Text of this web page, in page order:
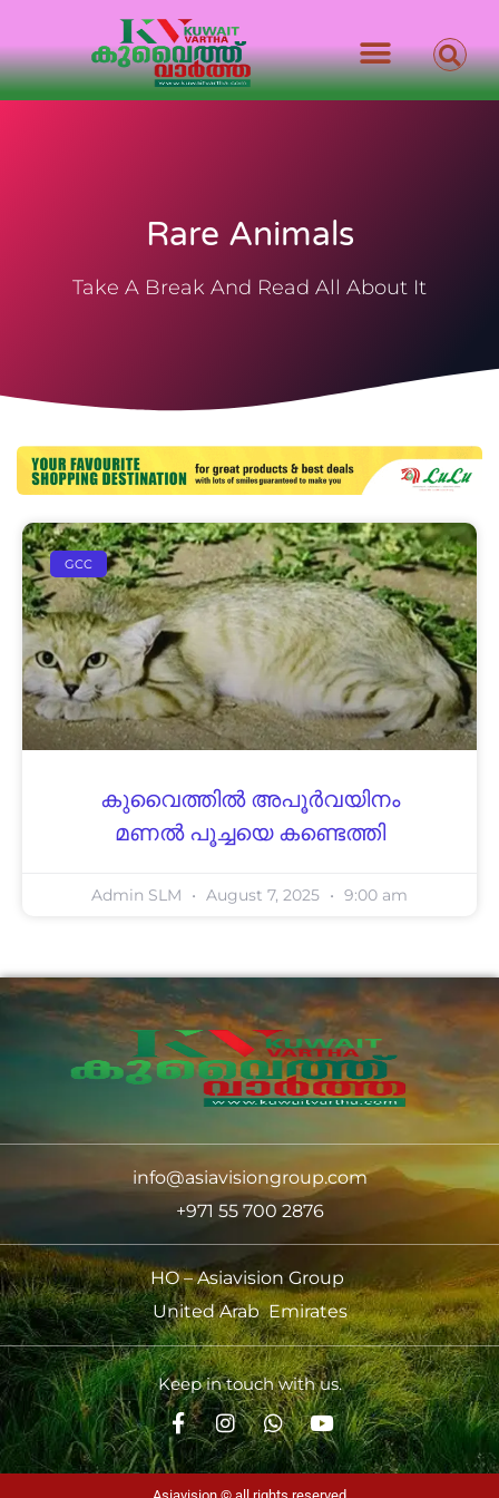
Rare Animals
Take A Break And Read All About It
GCC
കുവൈത്തിൽ അപൂർവയിനം
മണൽ പൂച്ചയെ കണ്ടെത്തി
Admin SLM August 7, 2025 9:00 am
info@asiavisiongroup.com
+971 55 700 2876
HO – Asiavision Group
United Arab Emirates
Keep in touch with us.